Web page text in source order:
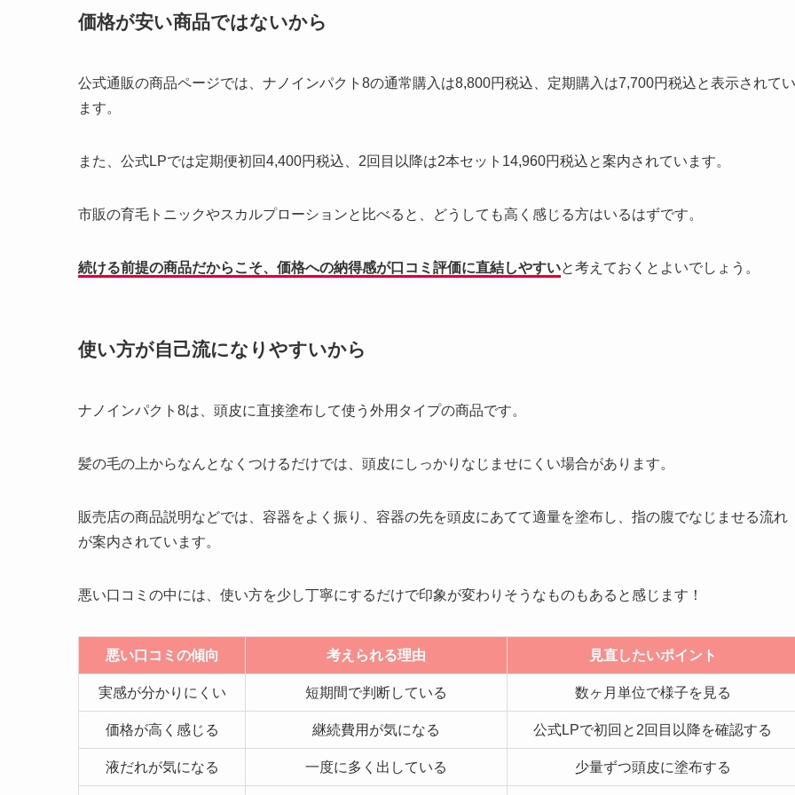
価格が安い商品ではないから
公式通販の商品ページでは、ナノインパクト8の通常購入は8,800円税込、定期購入は7,700円税込と表示されてい
ます。
また、公式LPでは定期便初回4,400円税込、2回目以降は2本セット14,960円税込と案内されています。
市販の育毛トニックやスカルプローションと比べると、どうしても高く感じる方はいるはずです。
続ける前提の商品だからこそ、価格への納得感が口コミ評価に直結しやすいと考えておくとよいでしょう。
使い方が自己流になりやすいから
ナノインパクト8は、頭皮に直接塗布して使う外用タイプの商品です。
髪の毛の上からなんとなくつけるだけでは、頭皮にしっかりなじませにくい場合があります。
販売店の商品説明などでは、容器をよく振り、容器の先を頭皮にあてて適量を塗布し、指の腹でなじませる流れ
が案内されています。
悪い口コミの中には、使い方を少し丁寧にするだけで印象が変わりそうなものもあると感じます！
悪い口コミの傾向 考えられる理由 見直したいポイント
実感が分かりにくい 短期間で判断している 数ヶ月単位で様子を見る
価格が高く感じる 継続費用が気になる 公式LPで初回と2回目以降を確認する
液だれが気になる 一度に多く出している 少量ずつ頭皮に塗布する